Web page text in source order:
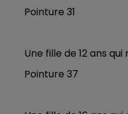
Pointure 31
Une fille de 12 ans qui
Pointure 37